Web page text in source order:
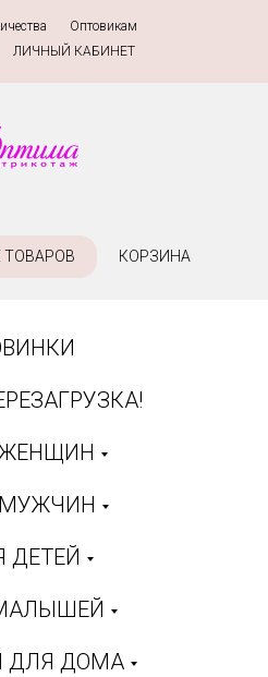
Оптовикам
ЛИЧНЫЙ КАБИНЕТ
ТОВАРОВ КОРЗИНА
ДЕТЕЙ
ДЛЯ ДОМА